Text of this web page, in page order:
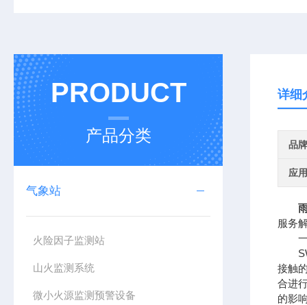
PRODUCT
产品分类
气象站
火险因子监测站
山火监测系统
微小火源监测预警设备
详细
品牌
应
服务
一
接触
合进
的影